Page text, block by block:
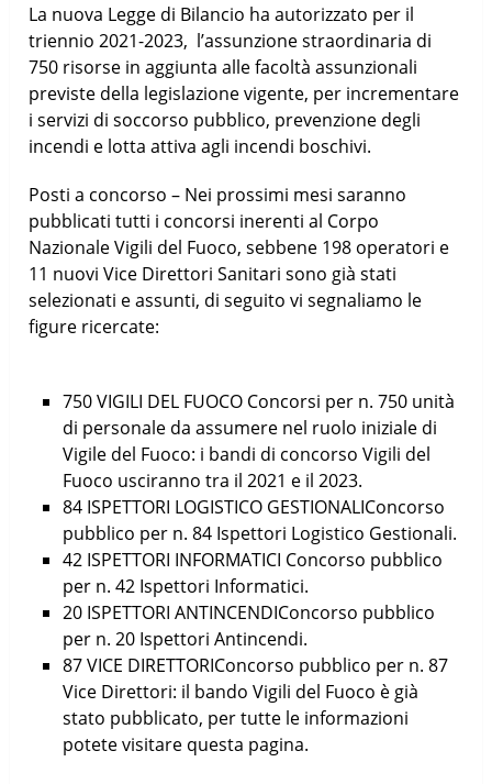
La nuova Legge di Bilancio ha autorizzato per il
triennio 2021-2023, l’assunzione straordinaria di
750 risorse in aggiunta alle facoltà assunzionali
previste della legislazione vigente, per incrementare
i servizi di soccorso pubblico, prevenzione degli
incendi e lotta attiva agli incendi boschivi.
Posti a concorso – Nei prossimi mesi saranno
pubblicati tutti i concorsi inerenti al Corpo
Nazionale Vigili del Fuoco, sebbene 198 operatori e
11 nuovi Vice Direttori Sanitari sono già stati
selezionati e assunti, di seguito vi segnaliamo le
figure ricercate:
750 VIGILI DEL FUOCO Concorsi per n. 750 unità
di personale da assumere nel ruolo iniziale di
Vigile del Fuoco: i bandi di concorso Vigili del
Fuoco usciranno tra il 2021 e il 2023.
84 ISPETTORI LOGISTICO GESTIONALIConcorso
pubblico per n. 84 Ispettori Logistico Gestionali.
42 ISPETTORI INFORMATICI Concorso pubblico
per n. 42 Ispettori Informatici.
20 ISPETTORI ANTINCENDIConcorso pubblico
per n. 20 Ispettori Antincendi.
87 VICE DIRETTORIConcorso pubblico per n. 87
Vice Direttori: il bando Vigili del Fuoco è già
stato pubblicato, per tutte le informazioni
potete visitare questa pagina.